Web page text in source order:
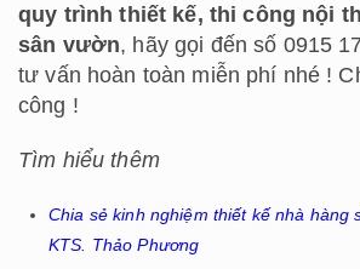
quy trình thiết kế, thi công nội
sân vườn, hãy gọi đến số 0915
tư vấn hoàn toàn miễn phí nhé !
công !
Tìm hiểu thêm
Chia sẻ kinh nghiệm thiết kế nhà hàng
KTS. Thảo Phương